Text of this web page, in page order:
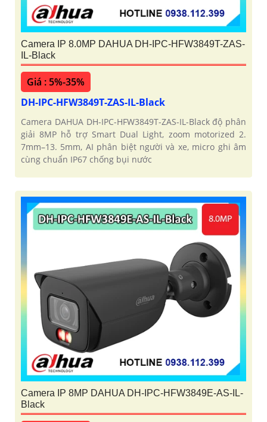
Camera IP 8.0MP DAHUA DH-IPC-HFW3849T-ZAS-
IL-Black
Giá : 5%-35%
DH-IPC-HFW3849T-ZAS-IL-Black
Camera DAHUA DH-IPC-HFW3849T-ZAS-IL-Black độ phân
giải 8MP hỗ trợ Smart Dual Light, zoom motorized 2.
7mm–13. 5mm, AI phân biệt người và xe, micro ghi âm
cùng chuẩn IP67 chống bụi nước
Camera IP 8MP DAHUA DH-IPC-HFW3849E-AS-IL-
Black